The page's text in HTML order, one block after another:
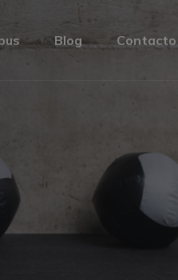
Blog Contacto